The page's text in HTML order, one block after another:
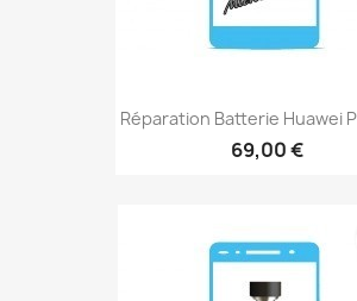
Réparation Batterie Huawei
69,00 €